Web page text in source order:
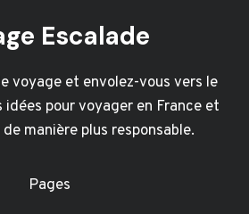
Escalade
voyage et envolez-vous vers le
idées pour voyager en France et
manière plus responsable.
Pages